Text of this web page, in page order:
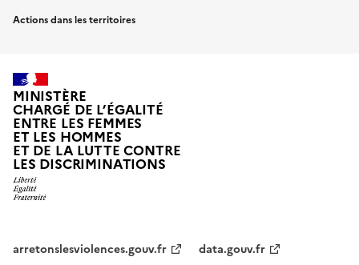
Actions dans les territoires
MINISTÈRE
CHARGÉ DE L’ÉGALITÉ
ENTRE LES FEMMES
ET LES HOMMES
ET DE LA LUTTE CONTRE
LES DISCRIMINATIONS
arretonslesviolences.gouv.fr
data.gouv.fr